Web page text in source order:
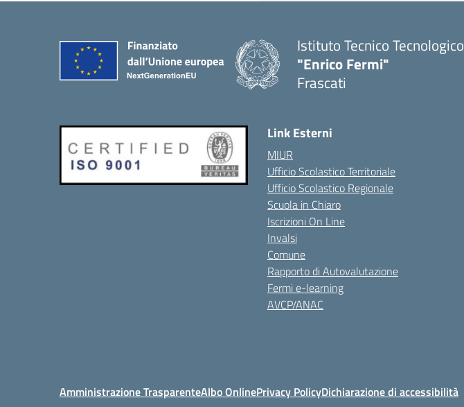
Istituto Tecnico Tecnologico
"Enrico Fermi"
Frascati
Link Esterni
MIUR
Ufficio Scolastico Territoriale
Ufficio Scolastico Regionale
Scuola in Chiaro
Iscrizioni On Line
Invalsi
Comune
Rapporto di Autovalutazione
Fermi e-learning
AVCP/ANAC
Amministrazione TrasparenteAlbo OnlinePrivacy PolicyDichiarazione di accessibilità